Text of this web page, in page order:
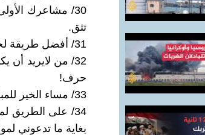
30/ مشاعرك
تثق.
31/ أفضل طريقة لخداع الأحمق هي أن تجعل الأحمق، يعتقد بأنه يخدعك.
32/ من لايريد
حرف!
33/ مساء الخير للمبادىء التي تنقذنا من بؤسنا!
34/ على الطريق
بغاية ما تدعوني